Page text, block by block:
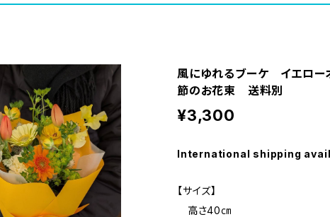
風にゆれるブーケ イエロ
節のお花束 送料別
¥3,300
International shipping
【サイズ】
高さ40㎝